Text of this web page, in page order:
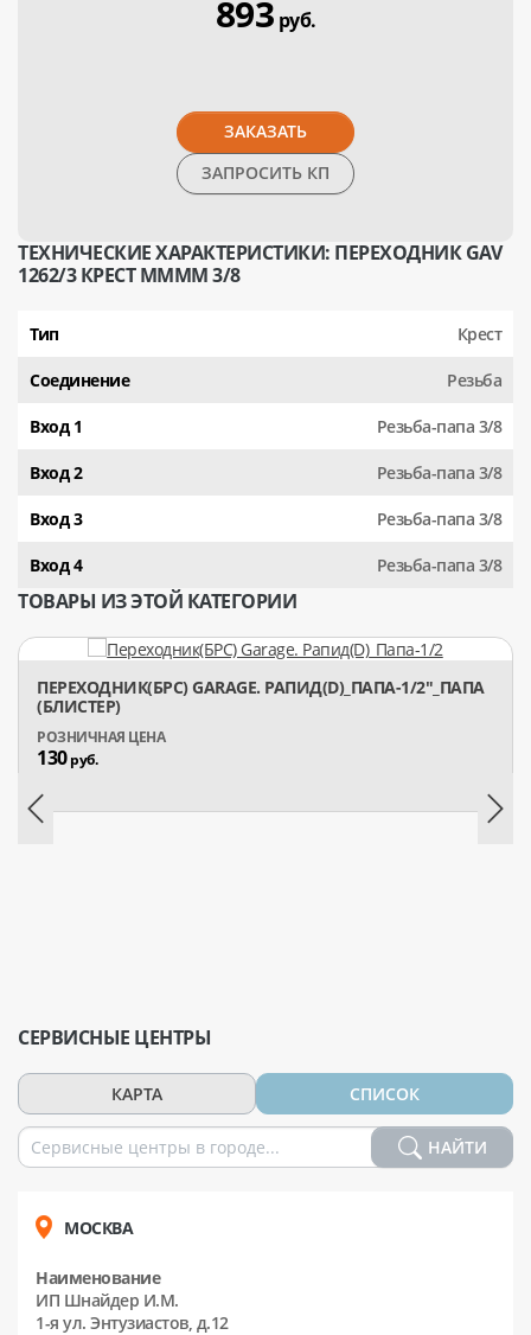
893 руб.
ЗАКАЗАТЬ
ЗАПРОСИТЬ КП
ТЕХНИЧЕСКИЕ ХАРАКТЕРИСТИКИ: ПЕРЕХОДНИК GAV
1262/3 КРЕСТ MMMM 3/8
Тип Крест
Соединение Резьба
Вход 1 Резьба-папа 3/8
Вход 2 Резьба-папа 3/8
Вход 3 Резьба-папа 3/8
Вход 4 Резьба-папа 3/8
ТОВАРЫ ИЗ ЭТОЙ КАТЕГОРИИ
ПЕРЕХОДНИК(БРС) GARAGE. РАПИД(D)_ПАПА-1/2"_ПАПА
(БЛИСТЕР)
130руб.
СЕРВИСНЫЕ ЦЕНТРЫ
КАРТА СПИСОК
НАЙТИ
МОСКВА
Наименование
ИП Шнайдер И.М.
1-я ул. Энтузиастов, д.12